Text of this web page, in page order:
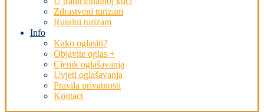
Zdrastveni turizam
Ruralni turizam
Info
Kako oglasiti?
Objavite oglas +
Cjenik oglašavanja
Uvjeti oglašavanja
Pravila privatnosti
Kontact